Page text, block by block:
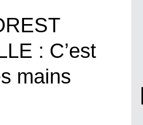
: C’est
mains